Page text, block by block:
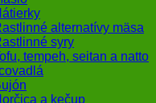
alternatívy mäsa
syry
tempeh, seitan a natto
a kečup